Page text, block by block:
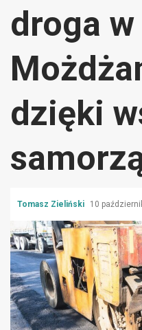
droga w
dzięki
Tomasz Zieliński 10